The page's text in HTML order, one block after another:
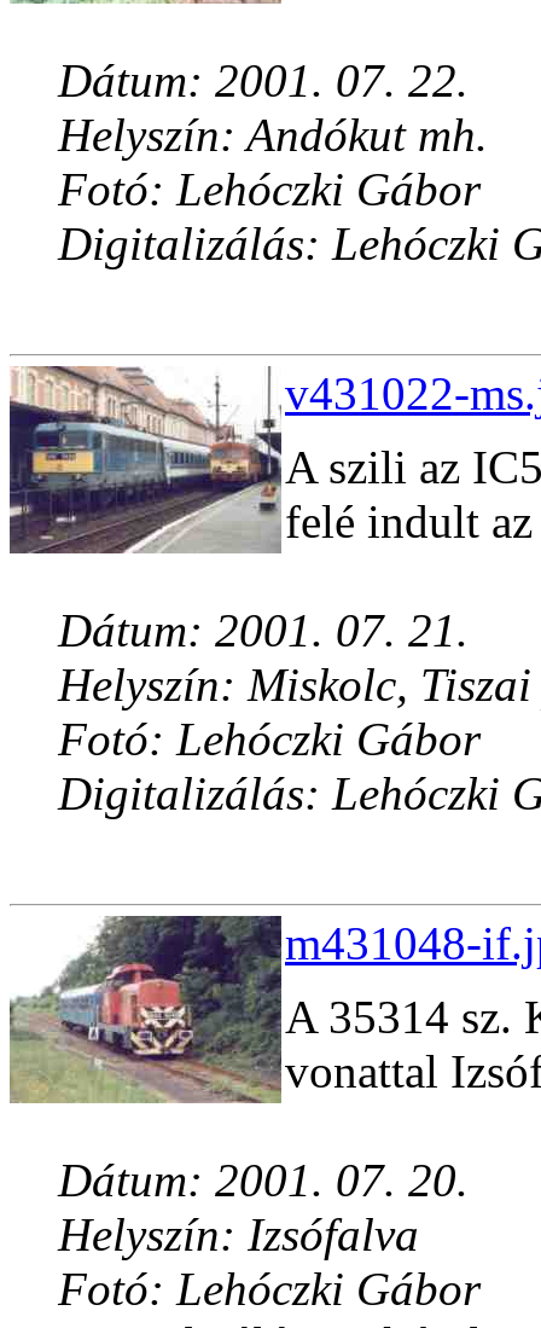
Dátum: 2001. 07. 22.
Helyszín: Andókut mh.
Fotó: Lehóczki Gábor
Digitalizálás: Lehóczki
v431022-
A szili az
felé indult
Dátum: 2001. 07. 21.
Helyszín: Miskolc,
Fotó: Lehóczki Gábor
Digitalizálás: Lehóczki
m431048-
A 35314 sz.
vonattal
Dátum: 2001. 07. 20.
Helyszín: Izsófalva
Fotó: Lehóczki Gábor